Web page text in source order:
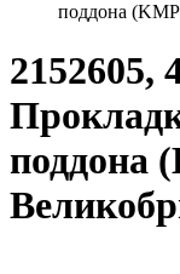
поддона
2152605,
поддона